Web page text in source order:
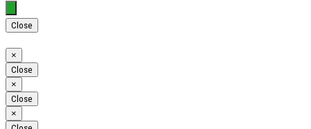
Close
×
Close
×
Close
×